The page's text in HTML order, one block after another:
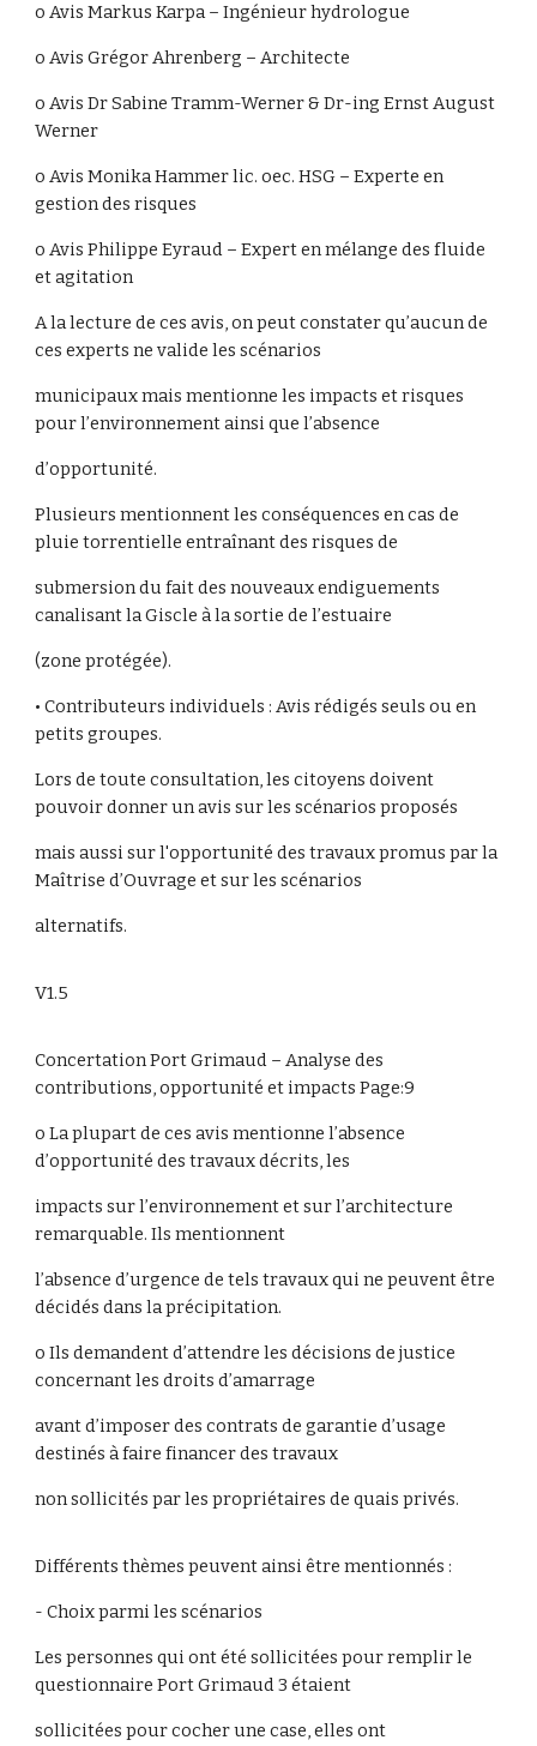
o Avis Markus Karpa – Ingénieur hydrologue
o Avis Grégor Ahrenberg – Architecte
o Avis Dr Sabine Tramm-Werner & Dr-ing Ernst August
Werner
o Avis Monika Hammer lic. oec. HSG – Experte en
gestion des risques
o Avis Philippe Eyraud – Expert en mélange des fluide
et agitation
A la lecture de ces avis, on peut constater qu’aucun de
ces experts ne valide les scénarios
municipaux mais mentionne les impacts et risques
pour l’environnement ainsi que l’absence
d’opportunité.
Plusieurs mentionnent les conséquences en cas de
pluie torrentielle entraînant des risques de
submersion du fait des nouveaux endiguements
canalisant la Giscle à la sortie de l’estuaire
(zone protégée).
• Contributeurs individuels : Avis rédigés seuls ou en
petits groupes.
Lors de toute consultation, les citoyens doivent
pouvoir donner un avis sur les scénarios proposés
mais aussi sur l'opportunité des travaux promus par la
Maîtrise d’Ouvrage et sur les scénarios
alternatifs.
V1.5
Concertation Port Grimaud – Analyse des
contributions, opportunité et impacts Page:9
o La plupart de ces avis mentionne l’absence
d’opportunité des travaux décrits, les
impacts sur l’environnement et sur l’architecture
remarquable. Ils mentionnent
l’absence d’urgence de tels travaux qui ne peuvent être
décidés dans la précipitation.
o Ils demandent d’attendre les décisions de justice
concernant les droits d’amarrage
avant d’imposer des contrats de garantie d’usage
destinés à faire financer des travaux
non sollicités par les propriétaires de quais privés.
Différents thèmes peuvent ainsi être mentionnés :
- Choix parmi les scénarios
Les personnes qui ont été sollicitées pour remplir le
questionnaire Port Grimaud 3 étaient
sollicitées pour cocher une case, elles ont